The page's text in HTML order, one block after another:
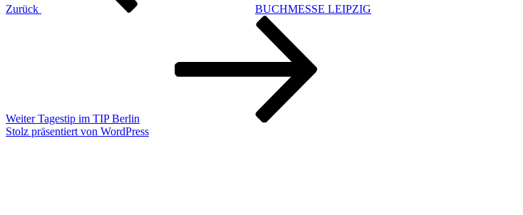
Zurück
BUCHMESSE LEIPZIG
Weiter Tagestip im TIP Berlin
Stolz präsentiert von WordPress